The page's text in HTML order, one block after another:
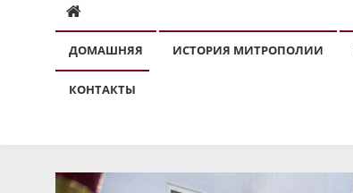
ДОМАШНЯЯ ИСТОРИЯ МИТРОПОЛИИ
КОНТАКТЫ